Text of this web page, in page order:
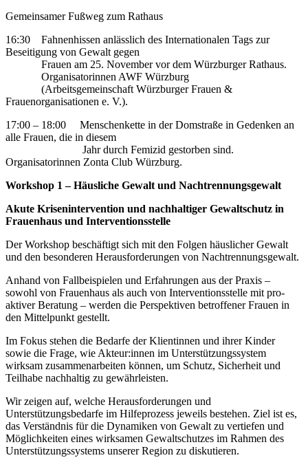
Gemeinsamer Fußweg zum Rathaus
16:30 Fahnenhissen anlässlich des Internationalen Tags zur
Beseitigung von Gewalt gegen
Frauen am 25. November vor dem Würzburger Rathaus.
Organisatorinnen AWF Würzburg
(Arbeitsgemeinschaft Würzburger Frauen &
Frauenorganisationen e. V.).
17:00 – 18:00 Menschenkette in der Domstraße in Gedenken an
alle Frauen, die in diesem
Jahr durch Femizid gestorben sind.
Organisatorinnen Zonta Club Würzburg.
Workshop 1 – Häusliche Gewalt und Nachtrennungsgewalt
Akute Krisenintervention und nachhaltiger Gewaltschutz in
Frauenhaus und Interventionsstelle
Der Workshop beschäftigt sich mit den Folgen häuslicher Gewalt
und den besonderen Herausforderungen von Nachtrennungsgewalt.
Anhand von Fallbeispielen und Erfahrungen aus der Praxis –
sowohl von Frauenhaus als auch von Interventionsstelle mit pro-
aktiver Beratung – werden die Perspektiven betroffener Frauen in
den Mittelpunkt gestellt.
Im Fokus stehen die Bedarfe der Klientinnen und ihrer Kinder
sowie die Frage, wie Akteur:innen im Unterstützungssystem
wirksam zusammenarbeiten können, um Schutz, Sicherheit und
Teilhabe nachhaltig zu gewährleisten.
Wir zeigen auf, welche Herausforderungen und
Unterstützungsbedarfe im Hilfeprozess jeweils bestehen. Ziel ist es,
das Verständnis für die Dynamiken von Gewalt zu vertiefen und
Möglichkeiten eines wirksamen Gewaltschutzes im Rahmen des
Unterstützungssystems unserer Region zu diskutieren.